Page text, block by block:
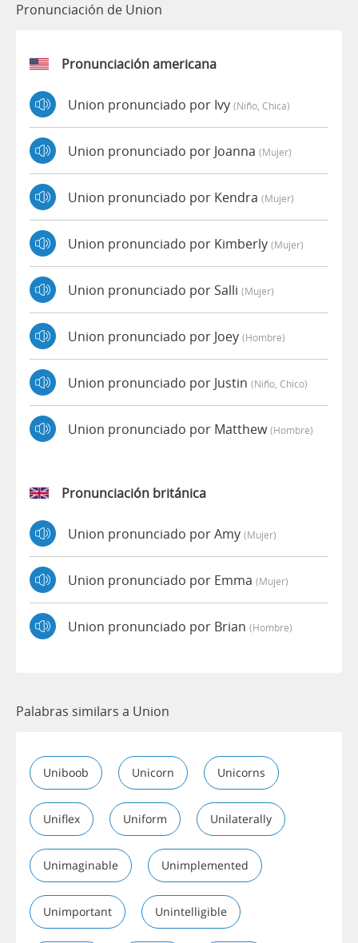
Pronunciación de Union
Pronunciación americana
Union pronunciado por Ivy (niño, Chica)
Union pronunciado por Joanna (mujer)
Union pronunciado por Kendra (mujer)
Union pronunciado por Kimberly (mujer)
Union pronunciado por Salli (mujer)
Union pronunciado por Joey (hombre)
Union pronunciado por Justin (niño, Chico)
Union pronunciado por Matthew(hombre)
Pronunciación británica
Union pronunciado por Amy (mujer)
Union pronunciado por Emma (mujer)
Union pronunciado por Brian (hombre)
Palabras similars a Union
Uniboob Unicorn Unicorns
Uniflex Uniform Unilaterally
Unimaginable Unimplemented
Unimportant Unintelligible